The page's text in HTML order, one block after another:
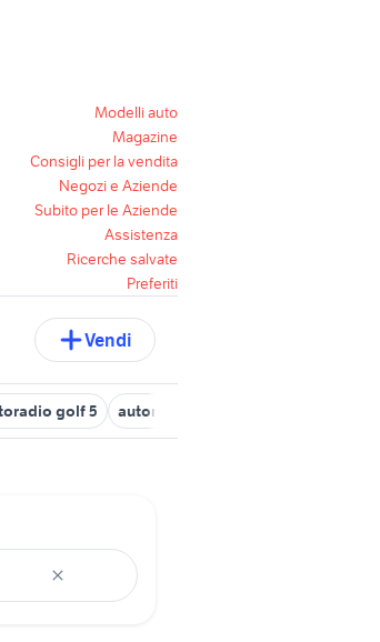
Modelli auto
Magazine
Consigli per la vendita
Negozi e Aziende
Subito per le Aziende
Assistenza
Ricerche salvate
Preferiti
Vendi
golf 5 autoradio bmw e90